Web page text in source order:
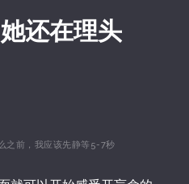
还在理头
之前，我应该先静等5-7秒